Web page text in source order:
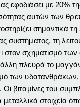
εφοδιάσει με 20%
αυτών των
σημαντικά τη
συστήματος, τη
στον σχηματισμό
πλευρά το
των
Οι βιταμίνες του
μεταλλικά στοιχεία